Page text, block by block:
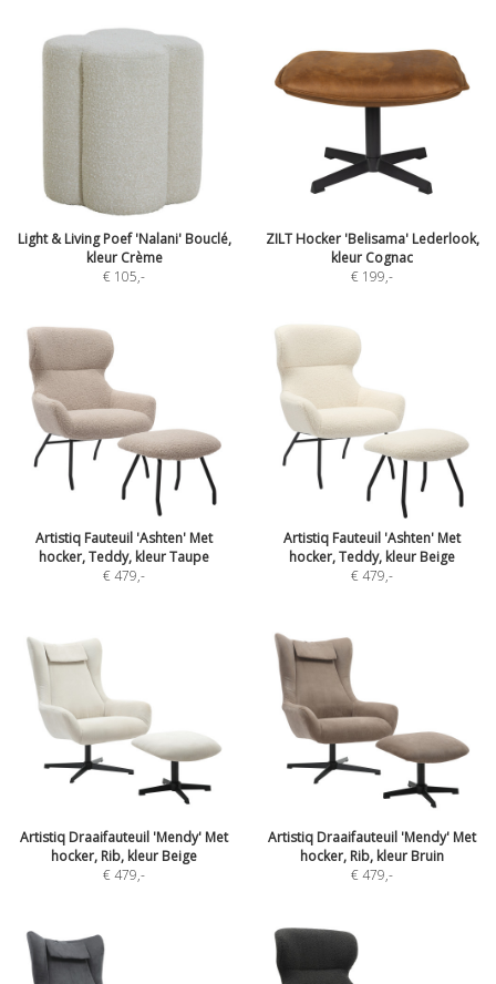
Light & Living Poef 'Nalani' Bouclé,
kleur Crème
€ 105,-
ZILT Hocker 'Belisama' Lederlook,
kleur Cognac
€ 199,-
Artistiq Fauteuil 'Ashten' Met
hocker, Teddy, kleur Taupe
€ 479,-
Artistiq Fauteuil 'Ashten' Met
hocker, Teddy, kleur Beige
€ 479,-
Artistiq Draaifauteuil 'Mendy' Met
hocker, Rib, kleur Beige
€ 479,-
Artistiq Draaifauteuil 'Mendy' Met
hocker, Rib, kleur Bruin
€ 479,-